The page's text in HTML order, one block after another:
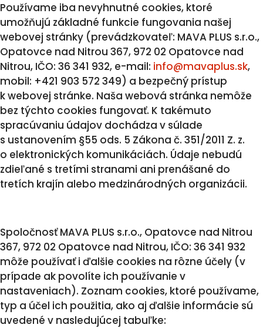
Používame iba nevyhnutné cookies, ktoré
umožňujú základné funkcie fungovania našej
webovej stránky (prevádzkovateľ: MAVA PLUS s.r.o.,
Opatovce nad Nitrou 367, 972 02 Opatovce nad
Nitrou, IČO: 36 341 932, e-mail: info@mavaplus.sk,
mobil: +421 903 572 349) a bezpečný prístup
k webovej stránke. Naša webová stránka nemôže
bez týchto cookies fungovať. K takémuto
spracúvaniu údajov dochádza v súlade
s ustanovením §55 ods. 5 Zákona č. 351/2011 Z. z.
o elektronických komunikáciách. Údaje nebudú
zdieľané s tretími stranami ani prenášané do
tretích krajín alebo medzinárodných organizácii.
Spoločnosť MAVA PLUS s.r.o., Opatovce nad Nitrou
367, 972 02 Opatovce nad Nitrou, IČO: 36 341 932
môže používať i ďalšie cookies na rôzne účely (v
prípade ak povolíte ich používanie v
nastaveniach). Zoznam cookies, ktoré používame,
typ a účel ich použitia, ako aj ďalšie informácie sú
uvedené v nasledujúcej tabuľke: